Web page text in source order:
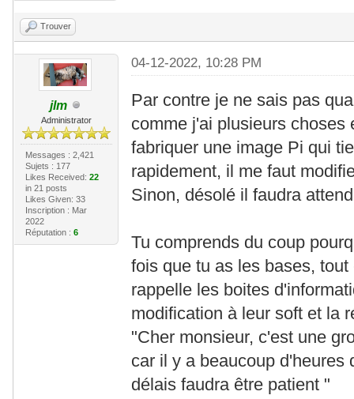
Trouver
jlm
Administrator
Messages : 2,421
Sujets : 177
Likes Received: 22
in 21 posts
Likes Given: 33
Inscription : Mar
2022
Réputation : 6
04-12-2022, 10:28 PM
Par contre je ne sais pas
comme j'ai plusieurs choses
fabriquer une image Pi qui
rapidement, il me faut
Sinon, désolé il faudra
Tu comprends du coup
fois que tu as les bases,
rappelle les boites
modification à leur soft et la
"Cher monsieur, c'est une
car il y a beaucoup d'heures
délais faudra être patient "